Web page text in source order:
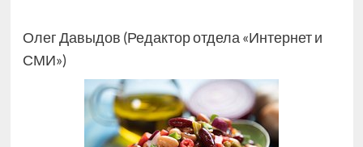
Олег Давыдов (Редактор отдела «Интернет и
СМИ»)